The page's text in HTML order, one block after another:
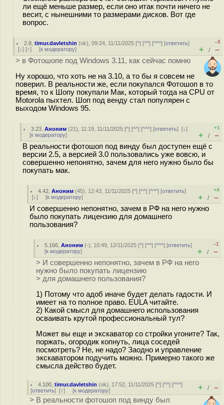
ли ещё меньше размер, если оно итак почти ничего не
весит, с нынешними то размерами дисков. Вот где
вопрос.
2.8 ,timur.davletshin (ok), 09:24, 11/11/2025 [^] [^^] [^^^] [ответить]
[↓] [↑] [к модератору]
–5
+ / –
> в Фотошопе под Windows 3.11, как сейчас помню
Ну хорошо, что хоть не на 3.10, а то бы я совсем не
поверил. В реальности же, если покупался Фотошоп в то
время, то к Шопу покупали Мак, который тогда на CPU от
Motorola пыхтел. Шоп под венду стал популярен с
выходом Windows 95.
3.23 ,Аноним (21), 11:19, 11/11/2025 [^] [^^] [^^^] [ответить][↓]
[к модератору]
+1
+ / –
В реальности фотошоп под винду был доступен ещё с
версии 2.5, а версией 3.0 пользовались уже вовсю, и
совершенно непонятно, зачем для него нужно было бы
покупать мак.
4.42 ,Аноним (45), 12:43, 11/11/2025 [^] [^^] [^^^] [ответить]
[↓] [к модератору]
+4
+ / –
И совершенно непонятно, зачем в РФ на него нужно
было покупать лицензию для домашнего
пользования?
5.166 ,Аноним (-), 10:49, 12/11/2025 [^] [^^] [^^^] [ответить]
[к модератору]
–1
+ / –
> И совершенно непонятно, зачем в РФ на него
нужно было покупать лицензию
> для домашнего пользования?
1) Потому что адоб иначе будет делать гадости. И
имеет на то полное право. EULA читайте.
2) Какой смысл для домашнего использования
осваивать крутой профессиональный тул?
Может вы еще и экскаватор со стройки угоните? Так,
поржать, огородик копнуть, лица соседей
посмотреть? Не, не надо? Заодно и управление
экскаватором подучить можно. Примерно такого же
смысла действо будет.
4.100 ,timur.davletshin (ok), 17:52, 11/11/2025 [^] [^^] [^^^]
[ответить] [↑] [к модератору] + / –
> В реальности фотошоп под винду был